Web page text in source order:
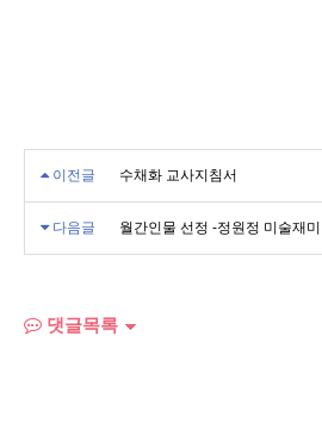
이전글 수채화 교사지침서
다음글 월간인물 선정 -정원정 미술재
댓글목록